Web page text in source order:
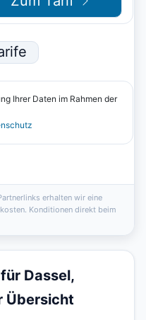
erhalten wir eine
Konditionen direkt beim
Dassel,
Übersicht